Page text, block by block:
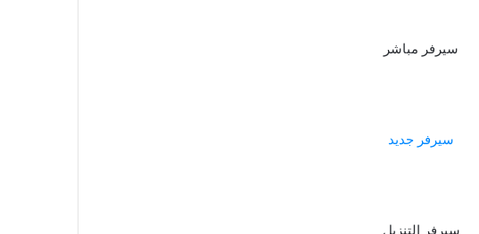
سيرفر مباشر
سيرفر جديد
سيرفر التنزيل